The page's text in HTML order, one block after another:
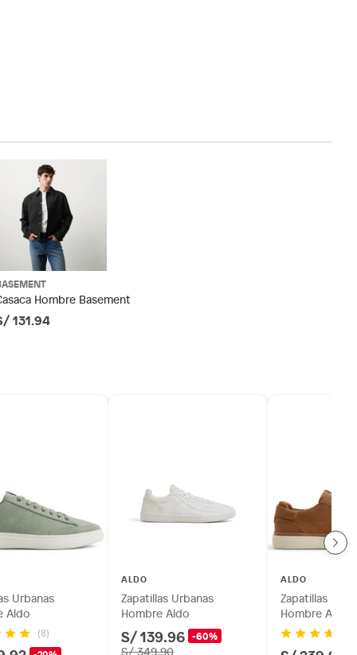
Hombre Basement
131.94
Urbanas
Aldo
(8)
ALDO
Zapatillas Urbanas
Hombre Aldo
S/ 139.96 -60%
S/ 349.90
ALDO
Zapatillas
Hombre Aldo